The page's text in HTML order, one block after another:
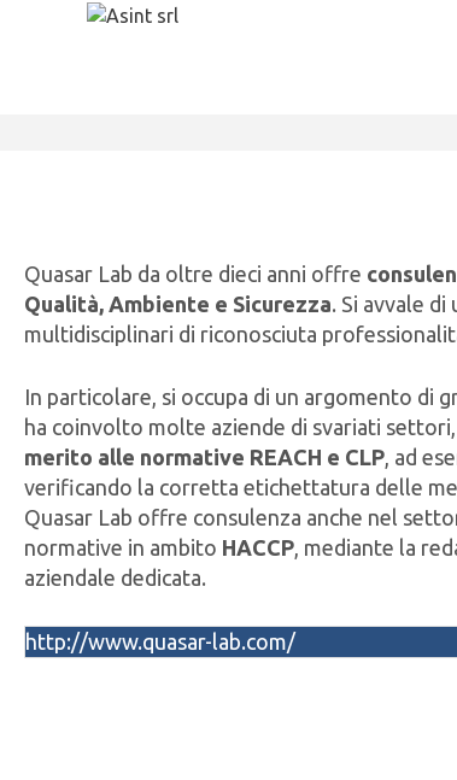
Quasar Lab da oltre dieci anni offre
Qualità, Ambiente e Sicurezza. Si avvale
multidisciplinari di riconosciuta
In particolare, si occupa di un argomento di
ha coinvolto molte aziende di svariati
merito alle normative REACH e CLP, ad
verificando la corretta etichettatura delle
Quasar Lab offre consulenza anche nel
normative in ambito HACCP, mediante la
aziendale dedicata.
http://www.quasar-lab.com/